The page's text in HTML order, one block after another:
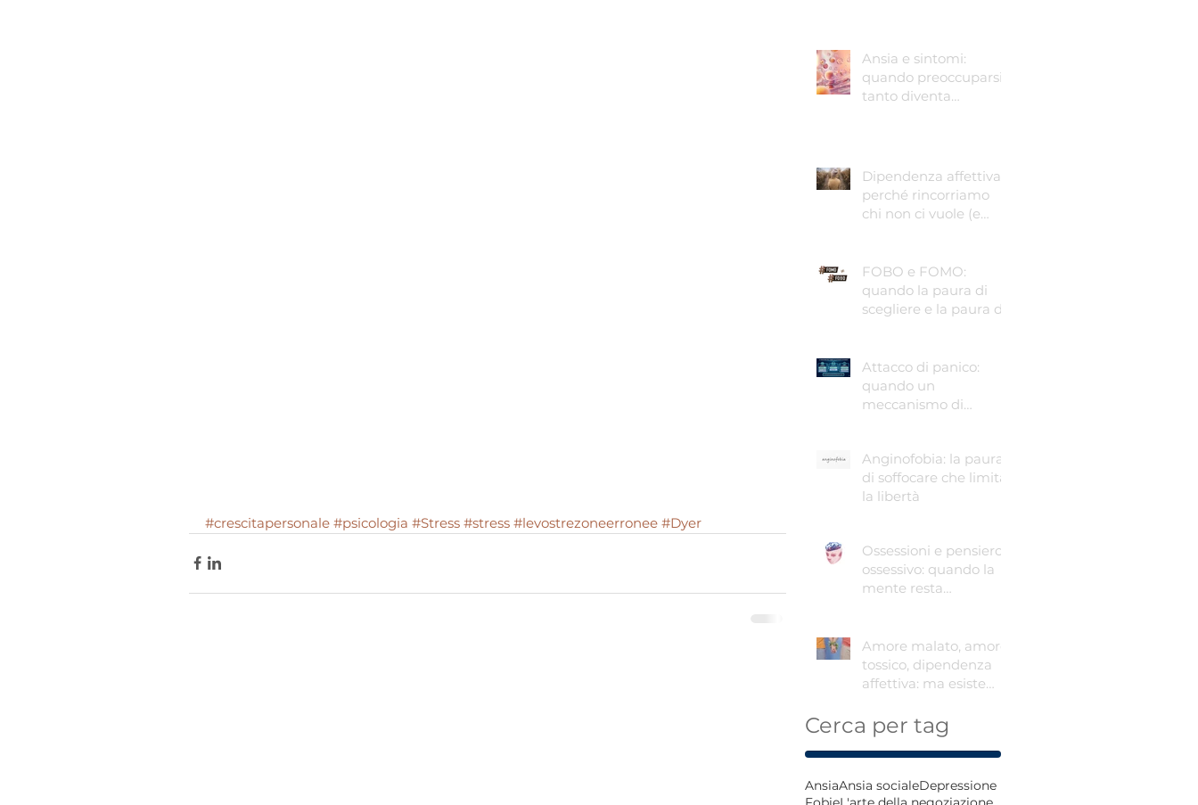
#crescitapersonale #psicologia #Stress #stress #levostrezoneerronee #Dyer
Ansia e sintomi:
quando preoccuparsi
tanto diventa
Dipendenza affettiva:
perché rincorriamo
chi non ci vuole (e
FOBO e FOMO:
quando la paura di
scegliere e la paura di
Attacco di panico:
quando un
meccanismo di
Anginofobia: la paura
di soffocare che limita
la libertà
Ossessioni e pensiero
ossessivo: quando la
mente resta
Amore malato, amore
tossico, dipendenza
affettiva: ma esiste
Cerca per tag
AnsiaAnsia socialeDepressione